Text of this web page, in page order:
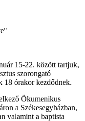
15-22. között tartjuk,
szorongató
18 órakor kezdődnek.
Ökumenikus
a Székesegyházban,
valamint a baptista